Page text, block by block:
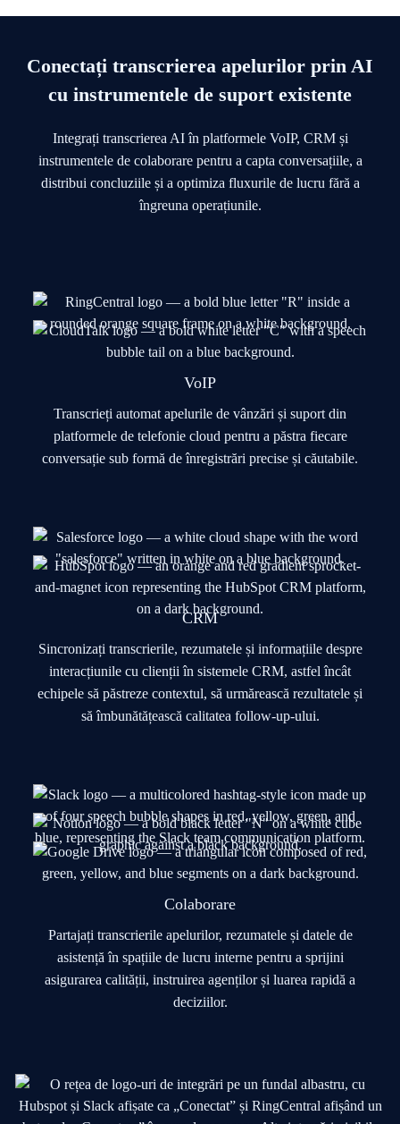
Conectați transcrierea apelurilor prin AI
cu instrumentele de suport existente
Integrați transcrierea AI în platformele VoIP, CRM și
instrumentele de colaborare pentru a capta conversațiile, a
distribui concluziile și a optimiza fluxurile de lucru fără a
îngreuna operațiunile.
VoIP
Transcrieți automat apelurile de vânzări și suport din
platformele de telefonie cloud pentru a păstra fiecare
conversație sub formă de înregistrări precise și căutabile.
CRM
Sincronizați transcrierile, rezumatele și informațiile despre
interacțiunile cu clienții în sistemele CRM, astfel încât
echipele să păstreze contextul, să urmărească rezultatele și
să îmbunătățească calitatea follow-up-ului.
Colaborare
Partajați transcrierile apelurilor, rezumatele și datele de
asistență în spațiile de lucru interne pentru a sprijini
asigurarea calității, instruirea agenților și luarea rapidă a
deciziilor.